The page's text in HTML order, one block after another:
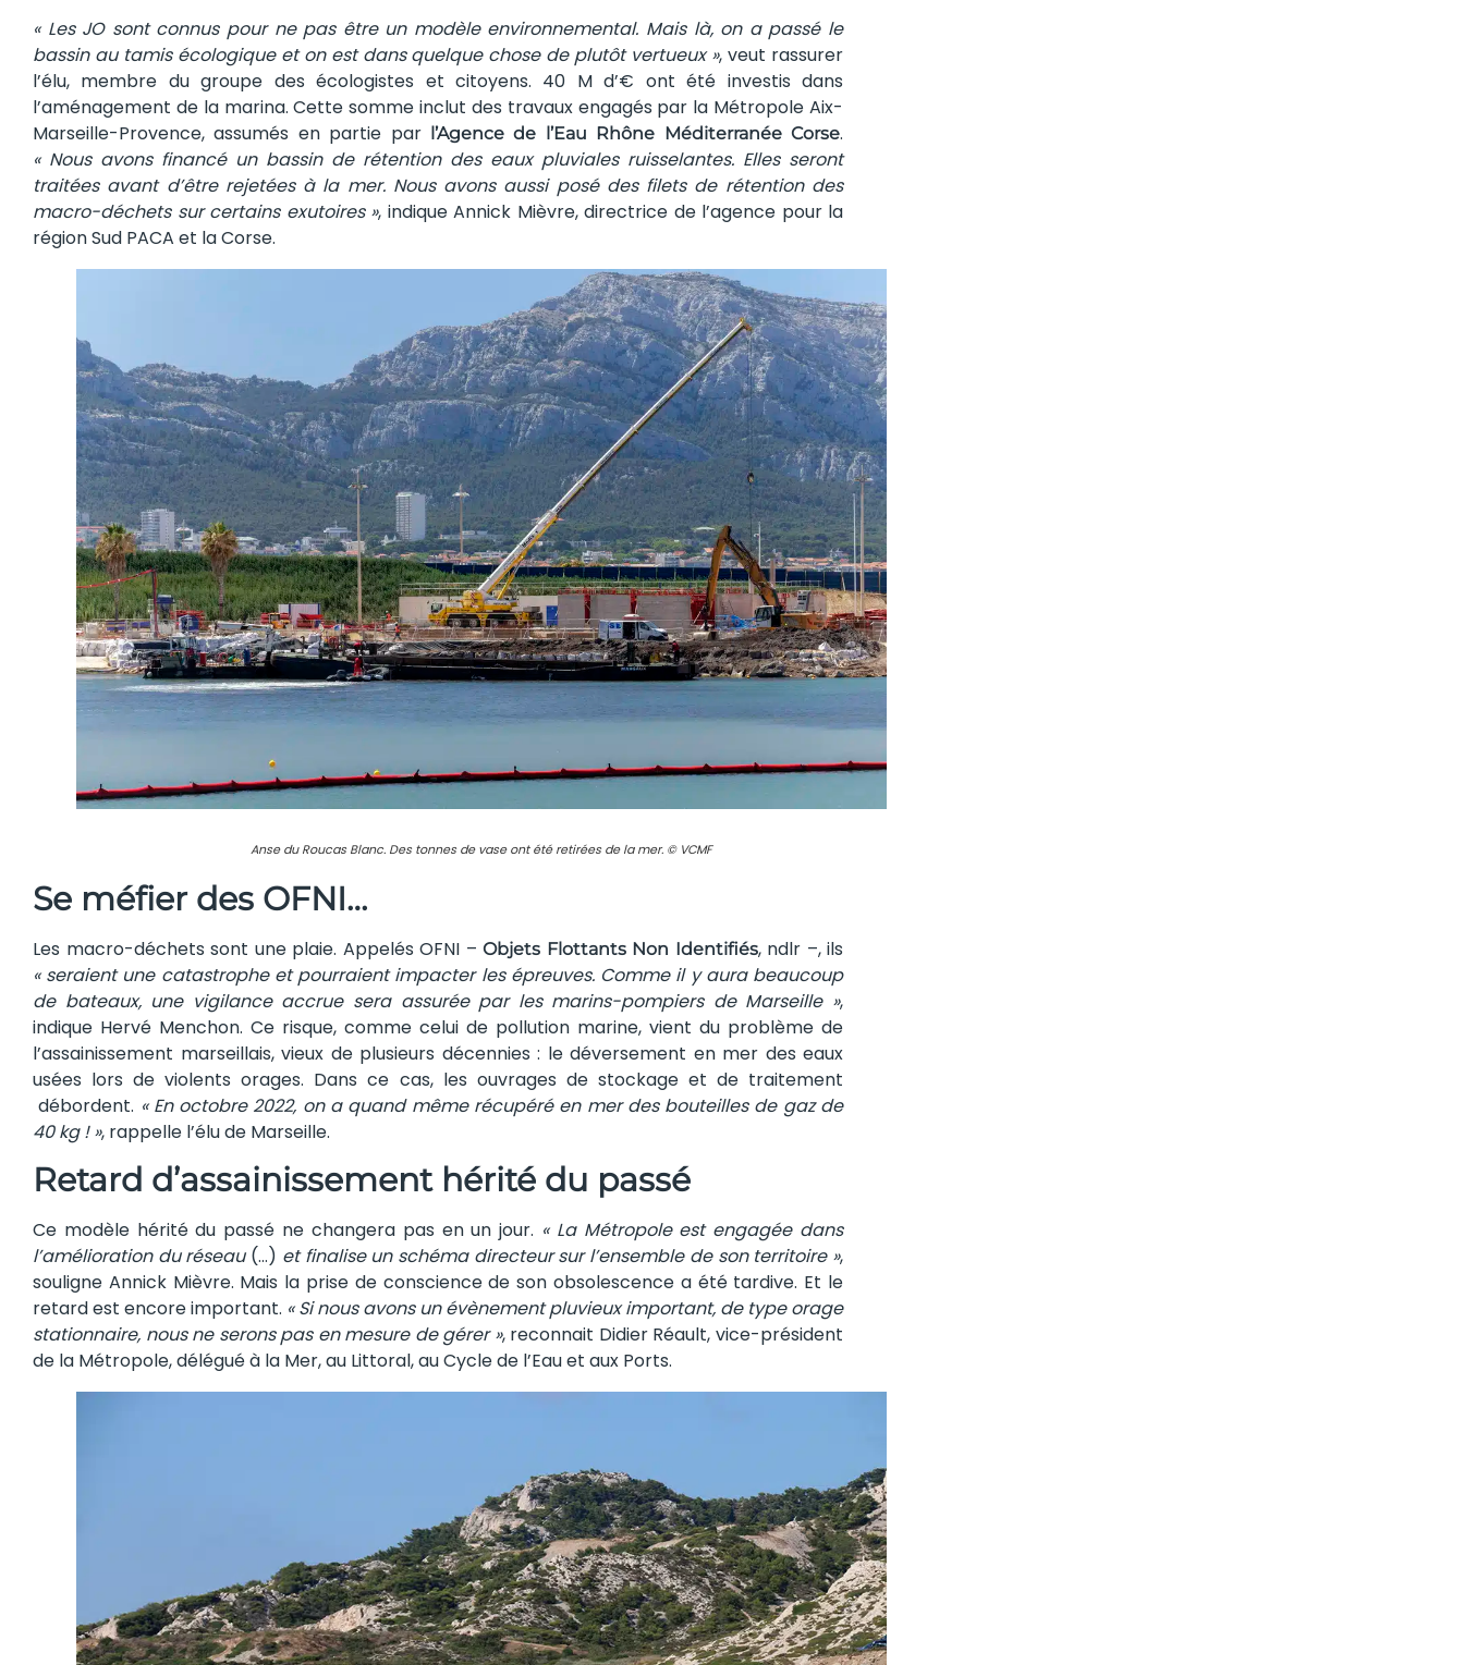
« Les JO sont connus pour ne pas être un modèle environnemental. Mais là, on a passé le
bassin au tamis écologique et on est dans quelque chose de plutôt vertueux », veut rassurer
l’élu, membre du groupe des écologistes et citoyens. 40 M d’€ ont été investis dans
l’aménagement de la marina. Cette somme inclut des travaux engagés par la Métropole Aix-
Marseille-Provence, assumés en partie par l’Agence de l’Eau Rhône Méditerranée Corse.
« Nous avons financé un bassin de rétention des eaux pluviales ruisselantes. Elles seront
traitées avant d’être rejetées à la mer. Nous avons aussi posé des filets de rétention des
macro-déchets sur certains exutoires », indique Annick Mièvre, directrice de l’agence pour la
région Sud PACA et la Corse.
Anse du Roucas Blanc. Des tonnes de vase ont été retirées de la mer. © VCMF
Se méfier des OFNI…
Les macro-déchets sont une plaie. Appelés OFNI – Objets Flottants Non Identifiés, ndlr –, ils
« seraient une catastrophe et pourraient impacter les épreuves. Comme il y aura beaucoup
de bateaux, une vigilance accrue sera assurée par les marins-pompiers de Marseille »,
indique Hervé Menchon. Ce risque, comme celui de pollution marine, vient du problème de
l’assainissement marseillais, vieux de plusieurs décennies : le déversement en mer des eaux
usées lors de violents orages. Dans ce cas, les ouvrages de stockage et de traitement
débordent. « En octobre 2022, on a quand même récupéré en mer des bouteilles de gaz de
40 kg ! », rappelle l’élu de Marseille.
Retard d’assainissement hérité du passé
Ce modèle hérité du passé ne changera pas en un jour. « La Métropole est engagée dans
l’amélioration du réseau (…) et finalise un schéma directeur sur l’ensemble de son territoire »,
souligne Annick Mièvre. Mais la prise de conscience de son obsolescence a été tardive. Et le
retard est encore important. « Si nous avons un évènement pluvieux important, de type orage
stationnaire, nous ne serons pas en mesure de gérer », reconnait Didier Réault, vice-président
de la Métropole, délégué à la Mer, au Littoral, au Cycle de l’Eau et aux Ports.